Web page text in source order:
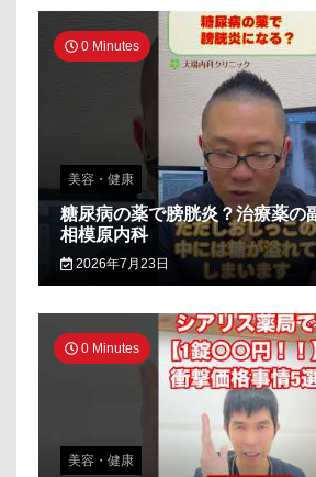
0 Minutes
美容・健康
糖尿病の薬で膀胱炎？治療薬の
相模原内科
2026年7月23日
0 Minutes
美容・健康